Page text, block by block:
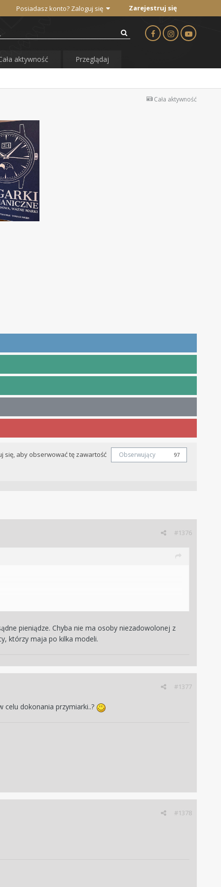
Posiadasz konto? Zaloguj się Zarejestruj się
aktywność Przeglądaj
Cała aktywność
się, aby obserwować tę zawartość Obserwujący 97
#1376
pieniądze. Chyba nie ma osoby niezadowolonej z
którzy maja po kilka modeli.
#1377
celu dokonania przymiarki..?
#1378